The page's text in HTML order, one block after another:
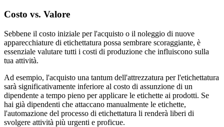
Costo vs. Valore
Sebbene il costo iniziale per l'acquisto o il noleggio di nuove
apparecchiature di etichettatura possa sembrare scoraggiante, è
essenziale valutare tutti i costi di produzione che influiscono sulla
tua attività.
Ad esempio, l'acquisto una tantum dell'attrezzatura per l'etichettatura
sarà significativamente inferiore al costo di assunzione di un
dipendente a tempo pieno per applicare le etichette ai prodotti. Se
hai già dipendenti che attaccano manualmente le etichette,
l'automazione del processo di etichettatura li renderà liberi di
svolgere attività più urgenti e proficue.